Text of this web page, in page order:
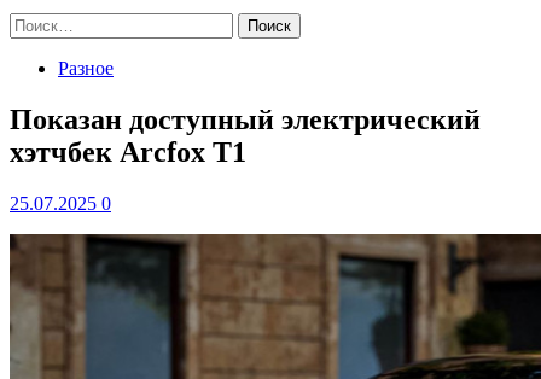
Найти:
Разное
Показан доступный электрический
хэтчбек Arcfox T1
25.07.2025 0